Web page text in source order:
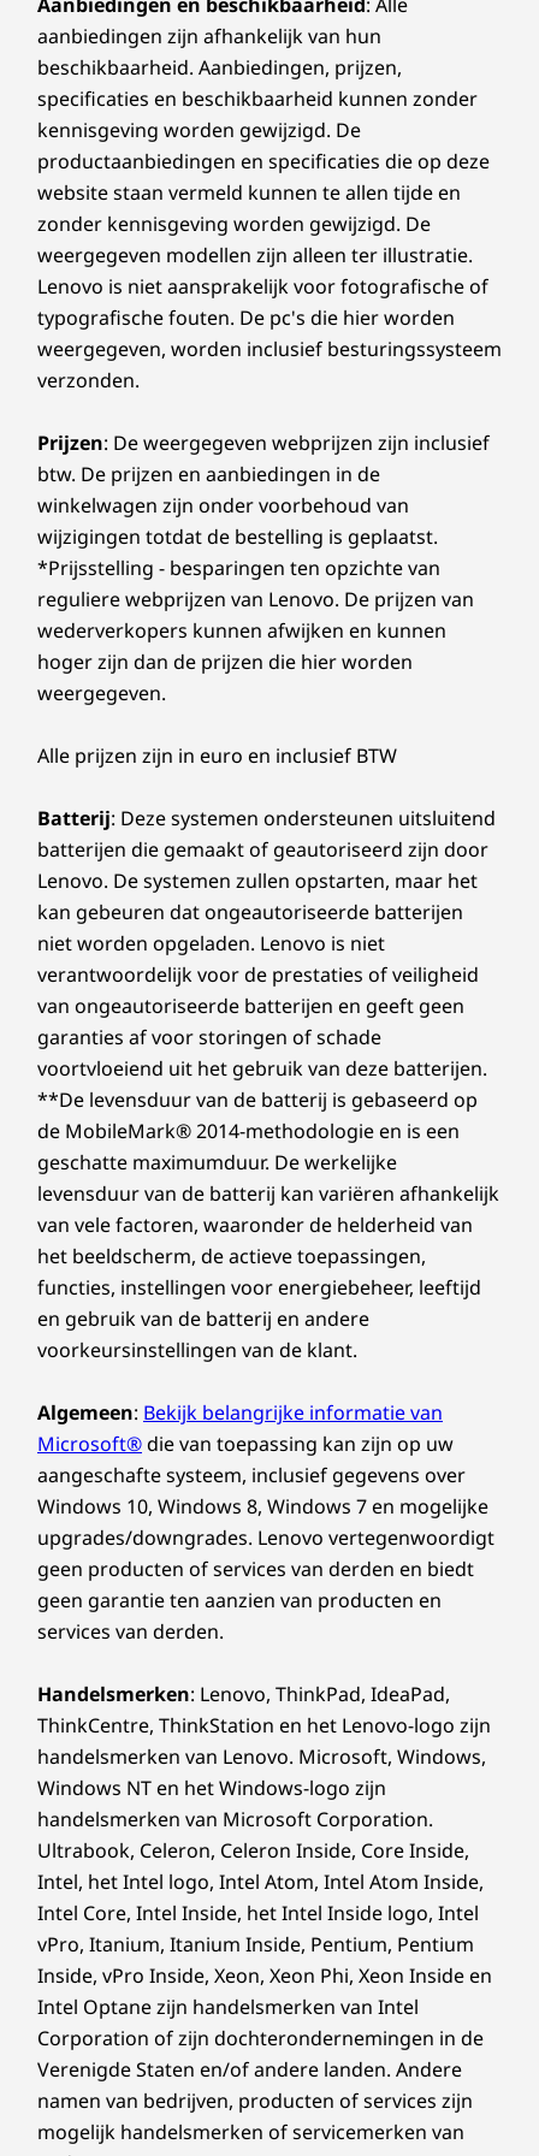
Intuïtieve bediening voor het starten van
vergaderingen, het delen van content en
meer
De ThinkSmart Controller heeft een 10,1"
ontspiegeld, vlekafstotend HD-scherm en een
10-punts touchscreen. Met de
gebruiksvriendelijke Microsoft Teams Rooms-
interface is het eenvoudig om vergaderingen
te starten en te beheren, inhoud te delen en
samen te werken, ongeacht waar collega's op
ontworpen voor gemak en heeft twee
kijkhoeken, geïntegreerde IR-sensoren die
aanwezigheid in de kamer detecteren en USB-
C-connectiviteit. En dankzij geïntegreerd
kabelbeheer en VESA-bevestigingen ziet hij er
overal geweldig uit.
Slimmere interacties brengen het hele
team samen
ThinkSmart Cam, onze eerste op AI-
gebaseerde camera, volgt gesprekken en biedt
interactiviteit voor productievere
vergaderingen. Dit compacte en lichte
apparaat past gemakkelijk op een tafel of aan
een muur. Het is gecertificeerd voor Microsoft
Teams en levert een hoog contrast, levendige
kleuren en helderdere beelden in omgevingen
met weinig licht. Bovendien elimineren het
hoge framesnelheden vertraging en
vervorming. Het voelt alsof je in dezelfde
kamer bent.
Zorgt ervoor dat iedereen wordt gehoord
Met stereoluidsprekers, vier ingebouwde
graden en geïntegreerde ruisonderdrukking
levert de ThinkSmart Bar een uitzonderlijke
geluidskwaliteit met levensechte helderheid.
Net als de Cam kan de soundbar eenvoudig op
een tafel worden geplaatst of aan een muur of
tv worden bevestigd. Bovendien zijn er voor
grote kamers optionele microfoonpods
beschikbaar.
Meer informatie over ThinkSmart Bar >
Trusted Platform Module (TPM) 2.0
Sleuf voor Kensington MiniSaver-slot
Certificeringen
Microsoft Teams Rooms
vPro®
Specificaties kunnen per regio/model verschillen.
ThinkSmart Controller
Poorten en sleuven
Gecombineerde koptelefoon-/microfoonaansluiting
Beveiliging
Sleuf voor Kensington MiniSaver-slot
Specificaties kunnen per regio/model verschillen.
-Voedingsingang
10-optioneel: HDMI-ingang
Controller
11-USB-C 2.0 (voor Core)
12-Gecombineerde
koptelefoon-/microfoonaansluiting
14-Sleuf voor Kensington MiniSaver-slot
aanbiedingen zijn afhankelijk van hun
beschikbaarheid. Aanbiedingen, prijzen,
specificaties en beschikbaarheid kunnen zonder
kennisgeving worden gewijzigd. De
productaanbiedingen en specificaties die op deze
website staan vermeld kunnen te allen tijde en
zonder kennisgeving worden gewijzigd. De
weergegeven modellen zijn alleen ter illustratie.
Lenovo is niet aansprakelijk voor fotografische of
typografische fouten. De pc's die hier worden
weergegeven, worden inclusief besturingssysteem
verzonden.
Prijzen: De weergegeven webprijzen zijn inclusief
btw. De prijzen en aanbiedingen in de
winkelwagen zijn onder voorbehoud van
wijzigingen totdat de bestelling is geplaatst.
*Prijsstelling - besparingen ten opzichte van
reguliere webprijzen van Lenovo. De prijzen van
wederverkopers kunnen afwijken en kunnen
hoger zijn dan de prijzen die hier worden
weergegeven.
Alle prijzen zijn in euro en inclusief BTW
Batterij: Deze systemen ondersteunen uitsluitend
batterijen die gemaakt of geautoriseerd zijn door
Lenovo. De systemen zullen opstarten, maar het
kan gebeuren dat ongeautoriseerde batterijen
niet worden opgeladen. Lenovo is niet
verantwoordelijk voor de prestaties of veiligheid
van ongeautoriseerde batterijen en geeft geen
garanties af voor storingen of schade
voortvloeiend uit het gebruik van deze batterijen.
**De levensduur van de batterij is gebaseerd op
de MobileMark® 2014-methodologie en is een
geschatte maximumduur. De werkelijke
levensduur van de batterij kan variëren afhankelijk
van vele factoren, waaronder de helderheid van
het beeldscherm, de actieve toepassingen,
functies, instellingen voor energiebeheer, leeftijd
en gebruik van de batterij en andere
voorkeursinstellingen van de klant.
Algemeen: Bekijk belangrijke informatie van
Microsoft®die van toepassing kan zijn op uw
aangeschafte systeem, inclusief gegevens over
Windows 10, Windows 8, Windows 7 en mogelijke
upgrades/downgrades. Lenovo vertegenwoordigt
geen producten of services van derden en biedt
geen garantie ten aanzien van producten en
services van derden.
Handelsmerken: Lenovo, ThinkPad, IdeaPad,
ThinkCentre, ThinkStation en het Lenovo-logo zijn
handelsmerken van Lenovo. Microsoft, Windows,
Windows NT en het Windows-logo zijn
handelsmerken van Microsoft Corporation.
Ultrabook, Celeron, Celeron Inside, Core Inside,
Intel, het Intel logo, Intel Atom, Intel Atom Inside,
Intel Core, Intel Inside, het Intel Inside logo, Intel
vPro, Itanium, Itanium Inside, Pentium, Pentium
Inside, vPro Inside, Xeon, Xeon Phi, Xeon Inside en
Intel Optane zijn handelsmerken van Intel
Corporation of zijn dochterondernemingen in de
Verenigde Staten en/of andere landen. Andere
namen van bedrijven, producten of services zijn
mogelijk handelsmerken of servicemerken van